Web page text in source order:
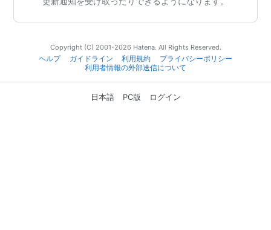
Copyright (C) 2001-2026 Hatena. All Rights Reserved.
ヘルプ
ガイドライン 利用規約
プライバシーポリシー
利用者情報の外部送信について
日本語 PC版 ログイン